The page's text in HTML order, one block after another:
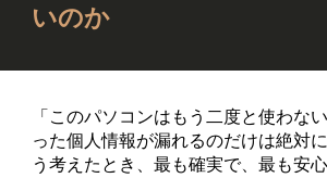
いのか
「このパソコンはもう二度と使わな
った個人情報が漏れるのだけは絶対
う考えたとき、最も確実で、最も安